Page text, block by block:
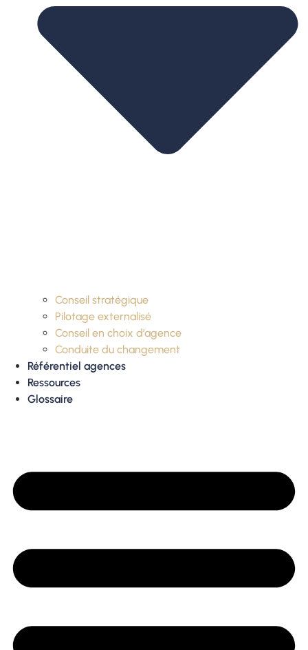
Conseil stratégique
Pilotage externalisé
Conseil en choix d’agence
Conduite du changement
Référentiel agences
Ressources
Glossaire